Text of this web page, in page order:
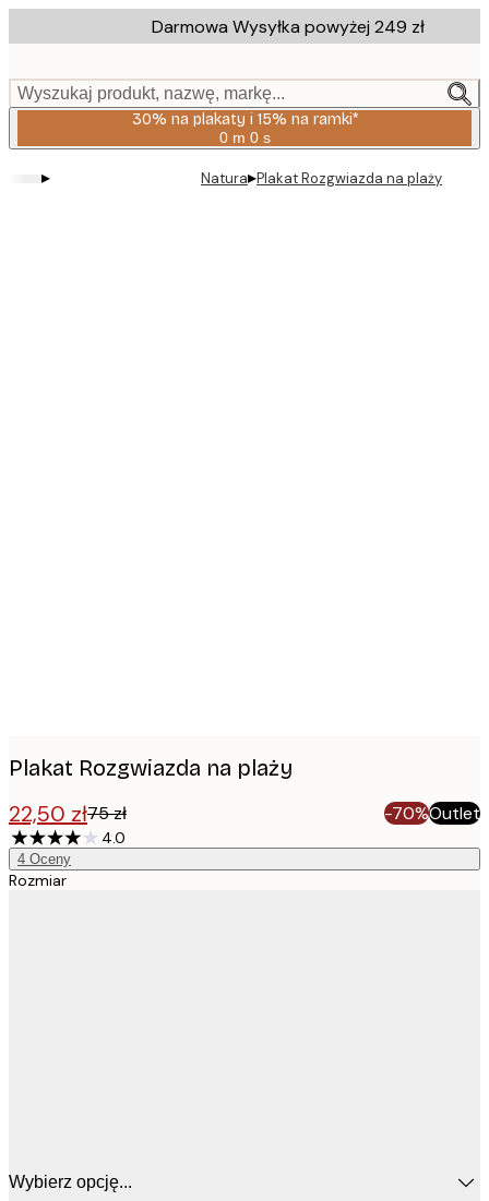
to
content.
Darmowa Wysyłka powyżej 249 zł
Wyszukaj produkt, nazwę, markę...
30% na plakaty i 15% na ramki*
0 m 0 s
Ważny
2026-
▸ Natura▸Plakat Rozgwiazda na plaży
Plakat Rozgwiazda na plaży
22,50 zł75 zł -70%Outlet
4.0
4 Oceny
Rozmiar
Wybierz opcję...